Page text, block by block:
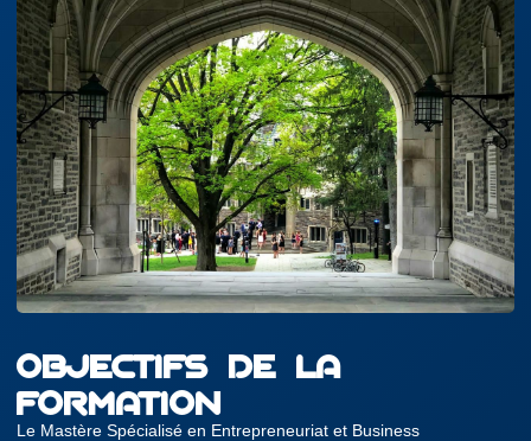
OBJECTIFS DE LA
FORMATION
Le Mastère Spécialisé en Entrepreneuriat et Business